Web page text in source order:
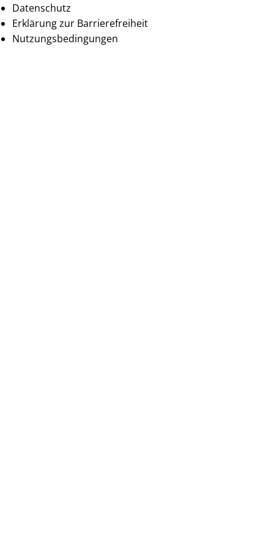
Datenschutz
Erklärung zur Barrierefreiheit
Nutzungsbedingungen